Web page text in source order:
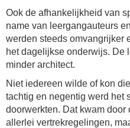
Ook de afhankelijkheid van
name van leergangauteurs
werden steeds omvangrijker
het dagelijkse onderwijs. De
minder architect.
Niet iedereen wilde of kon
tachtig en negentig werd het
doorwerkten. Dat kwam
allerlei vertrekregelingen,